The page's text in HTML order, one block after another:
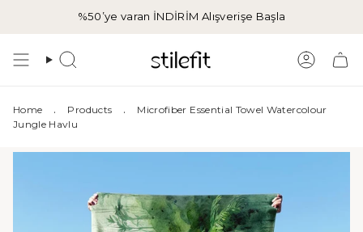
%50’ye varan İNDİRİM Alışverişe Başla
Aramak Hesap
Home . Products .
Microfiber Essential Towel Watercolour
Jungle Havlu